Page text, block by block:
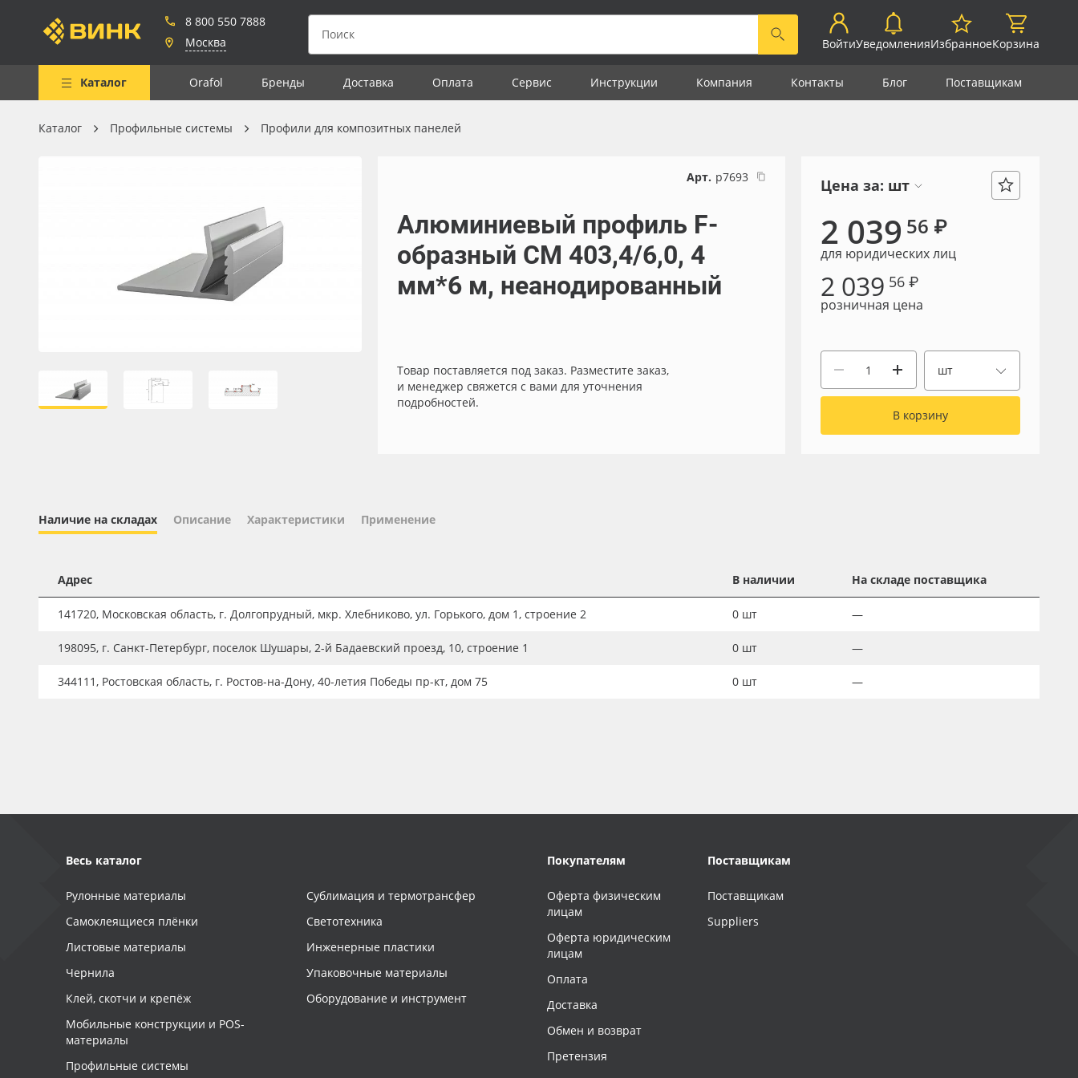
8 800 550 7888
Москва
ВойтиУведомленияИзбранноеКорзина
Каталог Orafol Бренды Доставка Оплата Сервис Инструкции Компания Контакты Блог Поставщикам
Весь каталог
Клей, скотчи и крепёж
Сублимация и термотрансфер
Новинки ассортимента
Плёнка монтажная Oratape
ПЭТ листовой
ПЭТ бэклит
Каталог Профильные системы Профили для композитных панелей
Арт. р7693
Алюминиевый профиль F-
образный СМ 403,4/6,0, 4
мм*6 м, неанодированный
Товар поставляется под заказ. Разместите заказ,
и менеджер свяжется с вами для уточнения
подробностей.
Цена за: шт
2 039 56 ₽
для юридических лиц
2 039 56 ₽
розничная цена
шт
В корзину
Наличие на складах Описание Характеристики Применение
Адрес В наличии На складе поставщика
141720, Московская область, г. Долгопрудный, мкр. Хлебниково, ул. Горького, дом 1, строение 2 0 шт —
198095, г. Санкт-Петербург, поселок Шушары, 2-й Бадаевский проезд, 10, строение 1 0 шт —
344111, Ростовская область, г. Ростов-на-Дону, 40-летия Победы пр-кт, дом 75 0 шт —
Весь каталог
Рулонные материалы
Самоклеящиеся плёнки
Листовые материалы
Чернила
Клей, скотчи и крепёж
Мобильные конструкции и POS-
материалы
Профильные системы
Сублимация и термотрансфер
Светотехника
Инженерные пластики
Упаковочные материалы
Оборудование и инструмент
Покупателям
Оферта физическим
лицам
Оферта юридическим
лицам
Оплата
Доставка
Обмен и возврат
Претензия
Поставщикам
Поставщикам
Suppliers